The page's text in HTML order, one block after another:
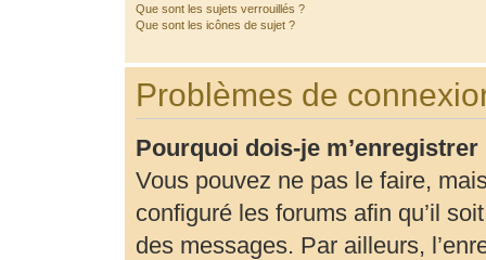
Que sont les sujets verrouillés ?
Que sont les icônes de sujet ?
Problèmes de
Pourquoi dois-je m’enregistrer
Vous pouvez ne pas le faire,
configuré les forums afin qu’il
des messages. Par ailleurs,